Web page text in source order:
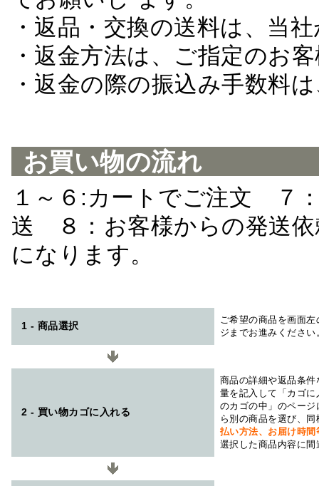
・返品・交換の送料は、当
・返金方法は、ご指定のお
・返金の際の振込み手数料
お買い物の流れ
１～６:カートでご注文 ７
送 ８：お客様からの発送
になります。
1 - 商品選択
ご希望の商品を画面
ジまでお進みください
2 - 買い物カゴに入れる
商品の詳細や返品条
量を記入して「カゴ
のカゴの中」のペー
ら別の商品を選び、
払い方法、お届け時
選択した商品内容に